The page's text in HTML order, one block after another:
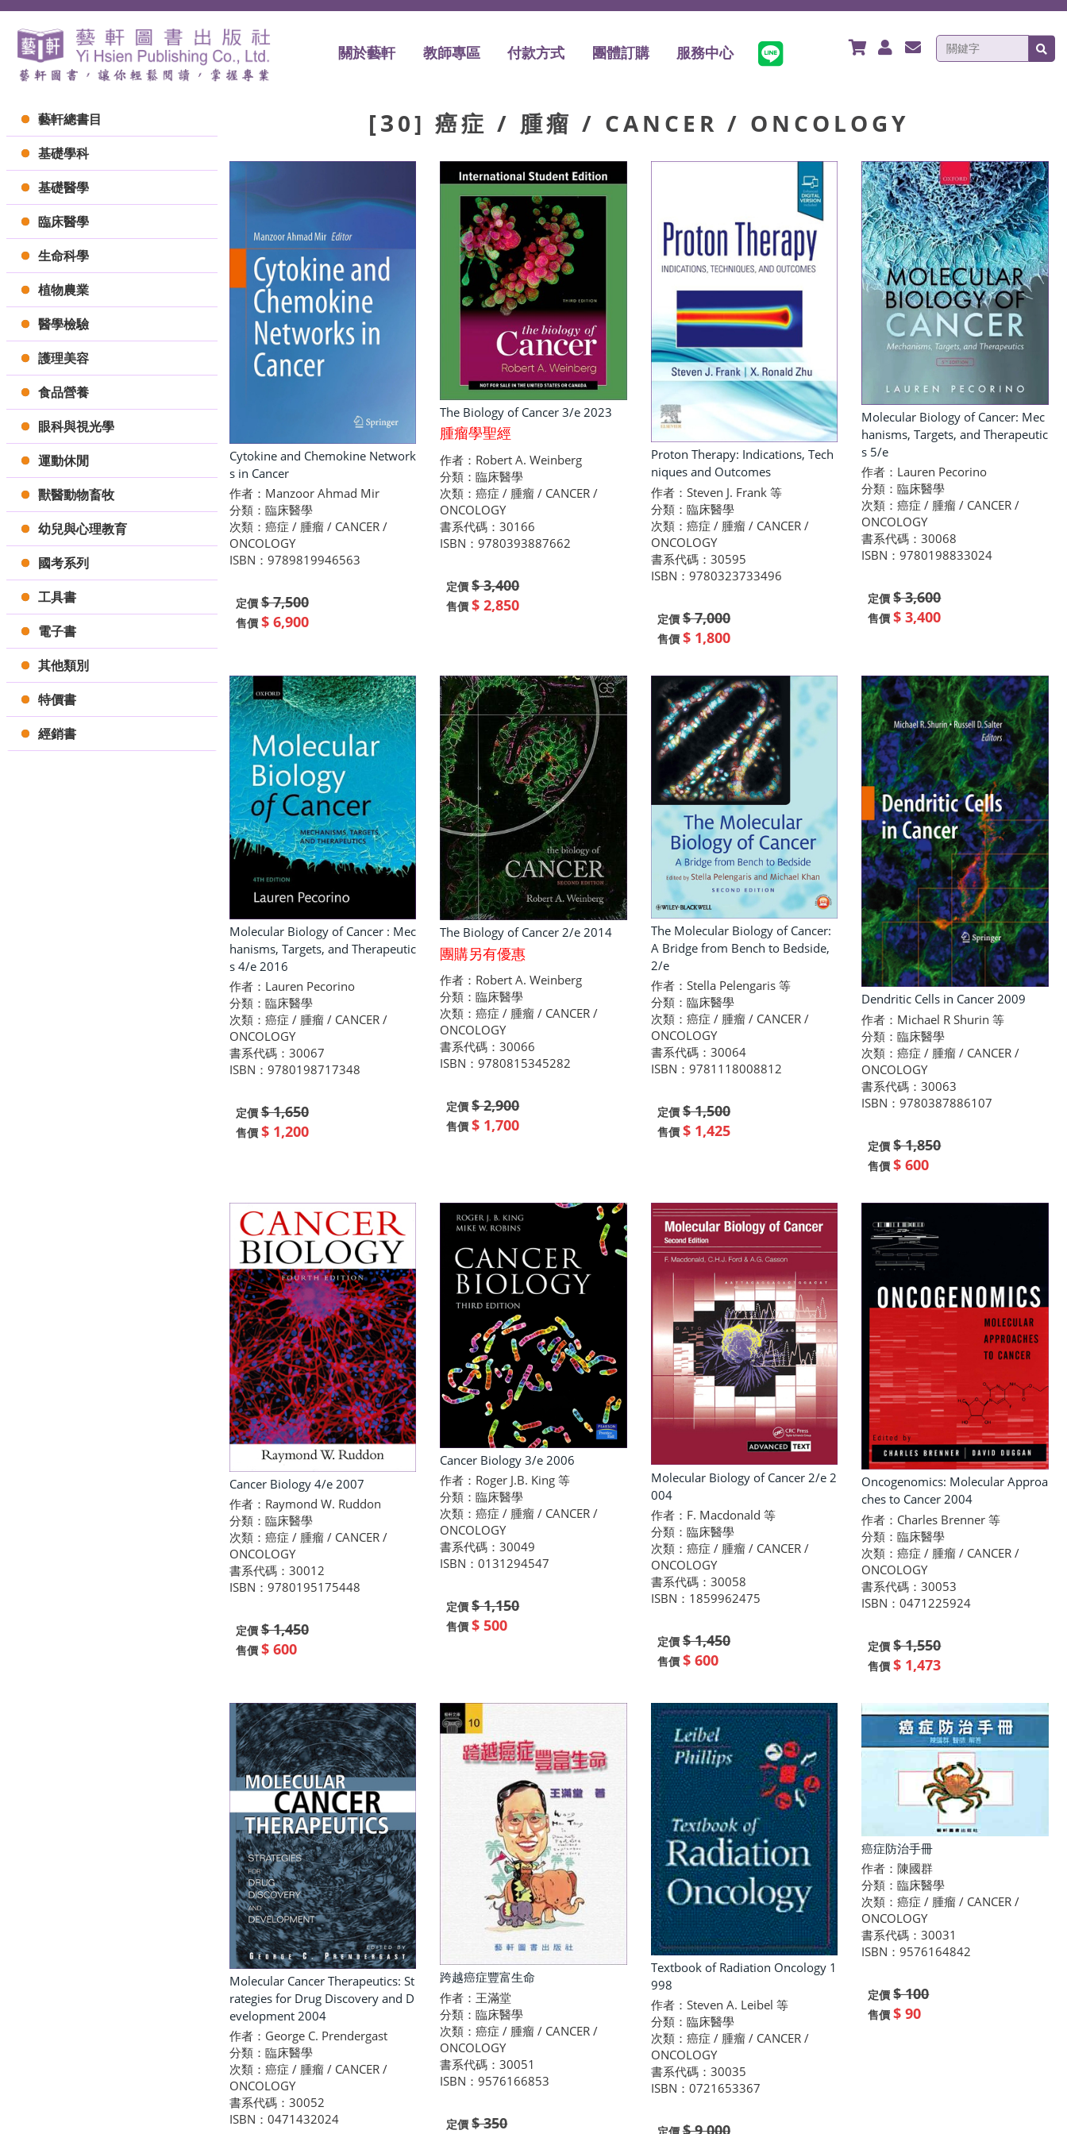
關於藝軒 教師專區 付款方式 團體訂購 服務中心
藝軒總書目
基礎學科
基礎醫學
臨床醫學
生命科學
植物農業
醫學檢驗
護理美容
食品營養
眼科與視光學
運動休閒
獸醫動物畜牧
幼兒與心理教育
國考系列
工具書
電子書
其他類別
特價書
經銷書
[30] 癌症 / 腫瘤 / CANCER / ONCOLOGY
Cytokine and Chemokine Network
s in Cancer
作者：Manzoor Ahmad Mir
分類：臨床醫學
次類：癌症 / 腫瘤 / CANCER /
ONCOLOGY
ISBN：9789819946563
定價 $ 7,500
售價 $ 6,900
The Biology of Cancer 3/e 2023
腫瘤學聖經
作者：Robert A. Weinberg
分類：臨床醫學
次類：癌症 / 腫瘤 / CANCER /
ONCOLOGY
書系代碼：30166
ISBN：9780393887662
定價 $ 3,400
售價 $ 2,850
Proton Therapy: Indications, Tech
niques and Outcomes
作者：Steven J. Frank 等
分類：臨床醫學
次類：癌症 / 腫瘤 / CANCER /
ONCOLOGY
書系代碼：30595
ISBN：9780323733496
定價 $ 7,000
售價 $ 1,800
Molecular Biology of Cancer: Mec
hanisms, Targets, and Therapeutic
s 5/e
作者：Lauren Pecorino
分類：臨床醫學
次類：癌症 / 腫瘤 / CANCER /
ONCOLOGY
書系代碼：30068
ISBN：9780198833024
定價 $ 3,600
售價 $ 3,400
Molecular Biology of Cancer : Mec
hanisms, Targets, and Therapeutic
s 4/e 2016
作者：Lauren Pecorino
分類：臨床醫學
次類：癌症 / 腫瘤 / CANCER /
ONCOLOGY
書系代碼：30067
ISBN：9780198717348
定價 $ 1,650
售價 $ 1,200
The Biology of Cancer 2/e 2014
團購另有優惠
作者：Robert A. Weinberg
分類：臨床醫學
次類：癌症 / 腫瘤 / CANCER /
ONCOLOGY
書系代碼：30066
ISBN：9780815345282
定價 $ 2,900
售價 $ 1,700
The Molecular Biology of Cancer:
A Bridge from Bench to Bedside,
2/e
作者：Stella Pelengaris 等
分類：臨床醫學
次類：癌症 / 腫瘤 / CANCER /
ONCOLOGY
書系代碼：30064
ISBN：9781118008812
定價 $ 1,500
售價 $ 1,425
Dendritic Cells in Cancer 2009
作者：Michael R Shurin 等
分類：臨床醫學
次類：癌症 / 腫瘤 / CANCER /
ONCOLOGY
書系代碼：30063
ISBN：9780387886107
定價 $ 1,850
售價 $ 600
Cancer Biology 4/e 2007
作者：Raymond W. Ruddon
分類：臨床醫學
次類：癌症 / 腫瘤 / CANCER /
ONCOLOGY
書系代碼：30012
ISBN：9780195175448
定價 $ 1,450
售價 $ 600
Cancer Biology 3/e 2006
作者：Roger J.B. King 等
分類：臨床醫學
次類：癌症 / 腫瘤 / CANCER /
ONCOLOGY
書系代碼：30049
ISBN：0131294547
定價 $ 1,150
售價 $ 500
Molecular Biology of Cancer 2/e 2
004
作者：F. Macdonald 等
分類：臨床醫學
次類：癌症 / 腫瘤 / CANCER /
ONCOLOGY
書系代碼：30058
ISBN：1859962475
定價 $ 1,450
售價 $ 600
Oncogenomics: Molecular Approa
ches to Cancer 2004
作者：Charles Brenner 等
分類：臨床醫學
次類：癌症 / 腫瘤 / CANCER /
ONCOLOGY
書系代碼：30053
ISBN：0471225924
定價 $ 1,550
售價 $ 1,473
Molecular Cancer Therapeutics: St
rategies for Drug Discovery and D
evelopment 2004
作者：George C. Prendergast
分類：臨床醫學
次類：癌症 / 腫瘤 / CANCER /
ONCOLOGY
書系代碼：30052
ISBN：0471432024
跨越癌症豐富生命
作者：王滿堂
分類：臨床醫學
次類：癌症 / 腫瘤 / CANCER /
ONCOLOGY
書系代碼：30051
ISBN：9576166853
定價 $ 350
Textbook of Radiation Oncology 1
998
作者：Steven A. Leibel 等
分類：臨床醫學
次類：癌症 / 腫瘤 / CANCER /
ONCOLOGY
書系代碼：30035
ISBN：0721653367
癌症防治手冊
作者：陳國群
分類：臨床醫學
次類：癌症 / 腫瘤 / CANCER /
ONCOLOGY
書系代碼：30031
ISBN：9576164842
定價 $ 100
售價 $ 90